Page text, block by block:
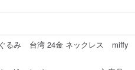
るみ 台湾 24金 ネックレス miffy